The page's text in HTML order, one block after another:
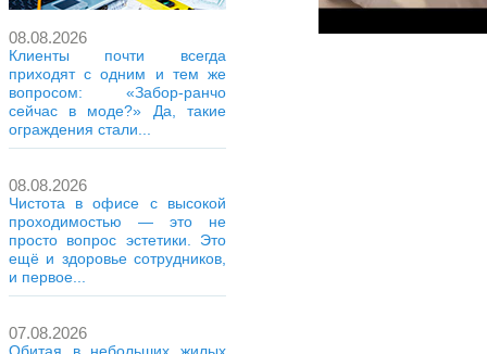
08.08.2026
Клиенты почти всегда
приходят с одним и тем же
вопросом: «Забор-ранчо
сейчас в моде?» Да, такие
ограждения стали...
08.08.2026
Чистота в офисе с высокой
проходимостью — это не
просто вопрос эстетики. Это
ещё и здоровье сотрудников,
и первое...
07.08.2026